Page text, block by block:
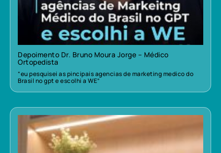
Depoimento Dr. Bruno Moura Jorge – Médico
Ortopedista
“eu pesquisei as pincipais agencias de marketing medico do
Brasil no gpt e escolhi a WE”